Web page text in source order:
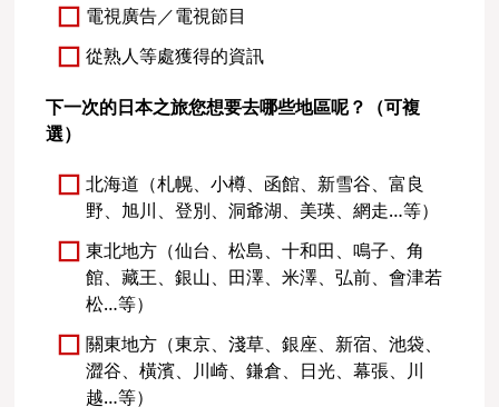
電視廣告／電視節目
從熟人等處獲得的資訊
下一次的日本之旅您想要去哪些地區呢？（可複
選）
北海道（札幌、小樽、函館、新雪谷、富良
野、旭川、登別、洞爺湖、美瑛、網走…等）
東北地方（仙台、松島、十和田、鳴子、角
館、藏王、銀山、田澤、米澤、弘前、會津若
松…等）
關東地方（東京、淺草、銀座、新宿、池袋、
澀谷、橫濱、川崎、鎌倉、日光、幕張、川
越…等）